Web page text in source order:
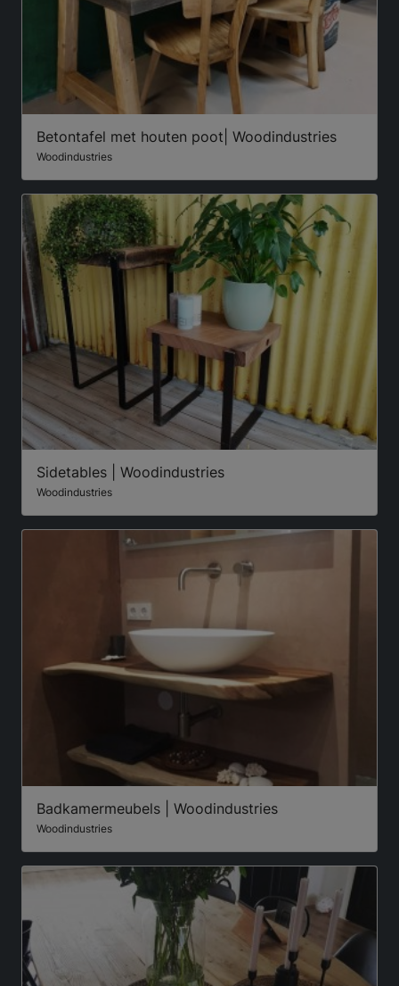
Betontafel met houten poot| Woodindustries
Woodindustries
Sidetables | Woodindustries
Woodindustries
Badkamermeubels | Woodindustries
Woodindustries